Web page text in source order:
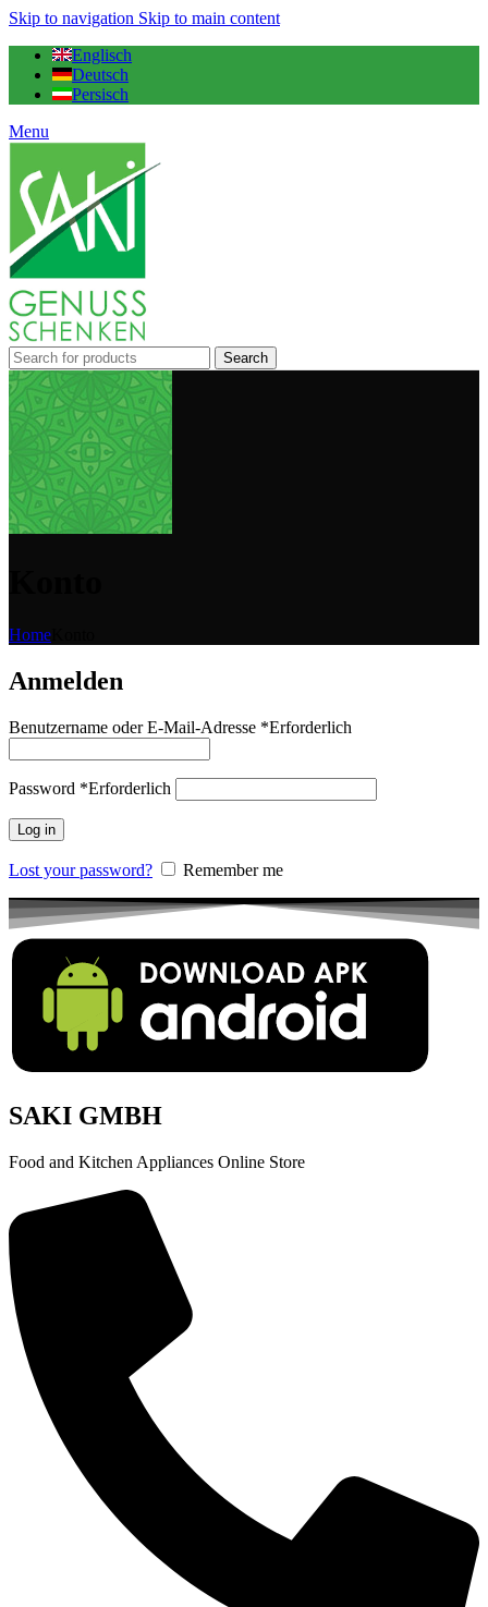
Skip to navigation Skip to main content
Englisch
Deutsch
Persisch
Menu
Search
Home
Anmelden
Benutzername oder E-Mail-Adresse *Erforderlich
Password *Erforderlich
Log in
Lost your password? Remember me
SAKI GMBH
Food and Kitchen Appliances Online Store